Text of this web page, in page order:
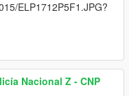
ELP1712P5F1.JPG?
Nacional Z - CNP